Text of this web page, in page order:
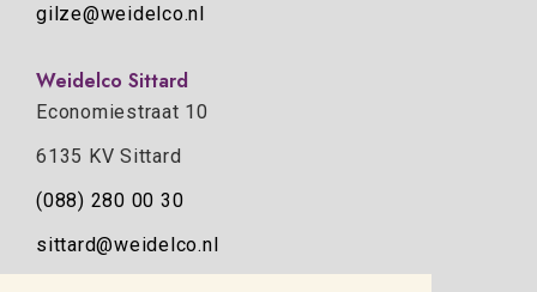
gilze@weidelco.nl
Weidelco Sittard
Economiestraat 10
6135 KV Sittard
(088) 280 00 30
sittard@weidelco.nl